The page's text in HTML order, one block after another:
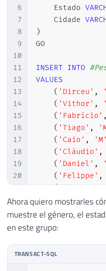
6
7
8
9
10
11
12
13
14
15
16
17
18
19
20
21
22
23
    Estado
    Cidade
)
GO
INSERT INTO
VALUES
( 'Dirceu' ,
( 'Vithor' ,
( 'Fabrício' ,
( 'Tiago' ,
( 'Caio' , 'M'
( 'Cláudio' ,
( 'Daniel' ,
( 'Felippe' ,
('Jéssica',
('Raiane' ,
(
Ahora quiero mostrarles
muestre el género, el
en este grupo:
TRANSACT-SQL